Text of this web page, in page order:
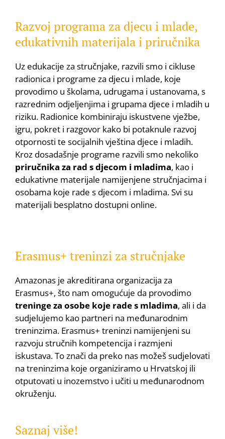
Razvoj programa za djecu i mlade,
edukativnih materijala i priručnika
Uz edukacije za stručnjake, razvili smo i cikluse
radionica i programe za djecu i mlade, koje
provodimo u školama, udrugama i ustanovama, s
razrednim odjeljenjima i grupama djece i mladih u
riziku. Radionice kombiniraju iskustvene vježbe,
igru, pokret i razgovor kako bi potaknule razvoj
otpornosti te socijalnih vještina djece i mladih.
Kroz dosadašnje programe razvili smo nekoliko
priručnika za rad s djecom i mladima, kao i
edukativne materijale namijenjene stručnjacima i
osobama koje rade s djecom i mladima. Svi su
materijali besplatno dostupni online.
Erasmus+ treninzi za stručnjake
Amazonas je akreditirana organizacija za
Erasmus+, što nam omogućuje da provodimo
treninge za osobe koje rade s mladima, ali i da
sudjelujemo kao partneri na međunarodnim
treninzima. Erasmus+ treninzi namijenjeni su
razvoju stručnih kompetencija i razmjeni
iskustava. To znači da preko nas možeš sudjelovati
na treninzima koje organiziramo u Hrvatskoj ili
otputovati u inozemstvo i učiti u međunarodnom
okruženju.
Saznaj više!